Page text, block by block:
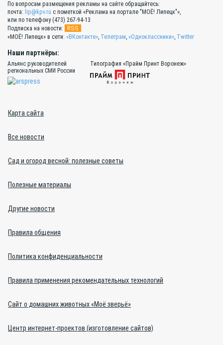
По вопросам размещения рекламы на сайте обращайтесь:
почта: lip@kpv.ru с пометкой «Реклама на портале "МОЁ! Липецк"»,
или по телефону (473) 267-94-13
Подписка на новости:
RSS
«МОЁ! Липецк» в сети: «ВКонтакте», Телеграм, «Одноклассники», Twitter
Наши партнёры:
Альянс руководителей
региональных СМИ России
Типография «Прайм Принт Воронеж»
Карта сайта
Все новости
Сад и огород весной: полезные советы
Полезные материалы
Другие новости
Правила общения
Политика конфиденциальности
Правила применения рекомендательных технологий
Сайт о домашних животных «Моё зверьё»
Центр интернет-проектов (изготовление сайтов)